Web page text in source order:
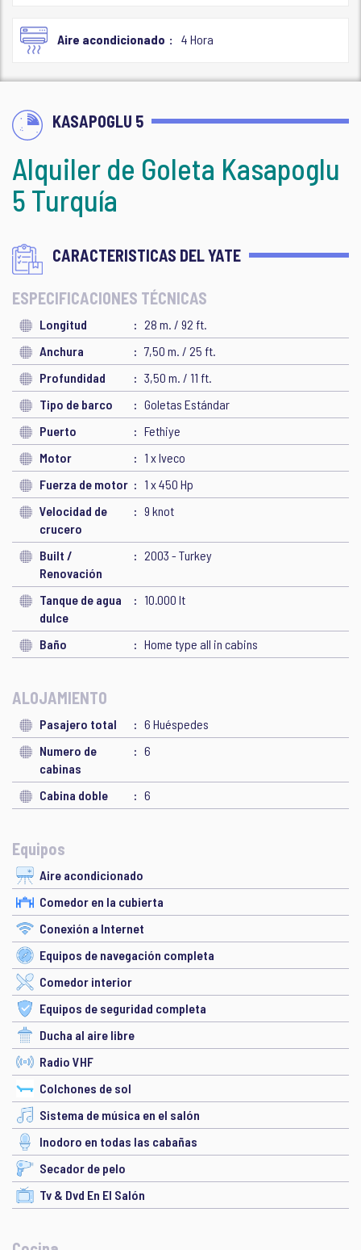
Aire acondicionado 4 Hora
KASAPOGLU 5
Alquiler de Goleta Kasapoglu
5 Turquía
CARACTERISTICAS DEL YATE
ESPECIFICACIONES TÉCNICAS
Longitud
28 m. / 92 ft.
Anchura
7,50 m. / 25 ft.
Profundidad
3,50 m. / 11 ft.
Tipo de barco
Goletas Estándar
Puerto
Fethiye
Motor
1 x Iveco
Fuerza de motor
1 x 450 Hp
Velocidad de
crucero
9 knot
Built /
Renovación
2003 - Turkey
Tanque de agua
dulce
10.000 lt
Baño Home type all in cabins
ALOJAMIENTO
Pasajero total
6 Huéspedes
Numero de
cabinas
6
Cabina doble 6
Equipos
Aire acondicionado
Comedor en la cubierta
Conexión a Internet
Equipos de navegación completa
Comedor interior
Equipos de seguridad completa
Ducha al aire libre
Radio VHF
Colchones de sol
Sistema de música en el salón
Inodoro en todas las cabañas
Secador de pelo
Tv & Dvd En El Salón